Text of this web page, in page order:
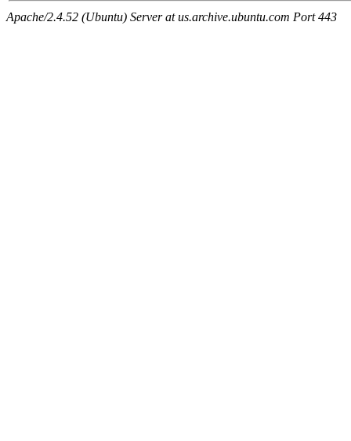
Apache/2.4.52 (Ubuntu) Server at us.archive.ubuntu.com Port 443